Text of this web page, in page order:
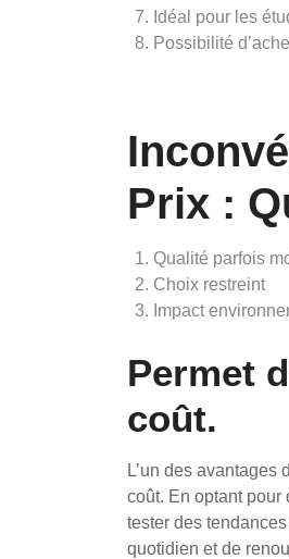
Idéal pour les
Possibilité
Prix :
Qualité parfois
Choix restreint
Impact
Permet
coût.
L’un des avantages
coût. En optant pour
tester des
quotidien et de